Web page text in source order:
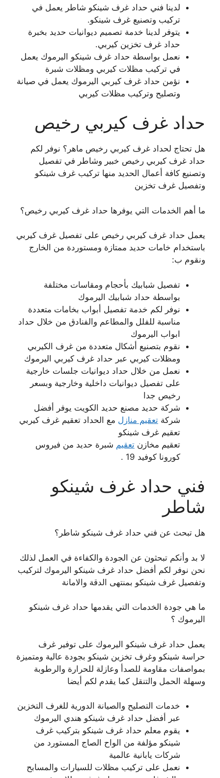
لدينا فني حداد غرف شينكو شاطر يعمل في
تركيب وتصنيع غرف شينكو.
يتوفر لدينا خدمة تصميم ديوانيات حديد بخبرة
حداد غرف تخزين كيربي.
نعمل بواسطة حداد غرف شينكو اليرموك يعمل
في تركيب مظلات كيربي ومظلات شبرة
نؤمن حداد غرف كيربي اليرموك يعمل في صيانة
وتصليح وتركيب مظلات كيربي
حداد غرف كيربي رخيص
هل تحتاج لحداد غرف كيربي رخيص ماهر؟ نوفر لكم
حداد غرف كيربي رخيص خبير وشاطر في تفصيل
وتصنيع كافة أعمال الحديد منها تركيب غرف شينكو
وتفصيل غرف تخزين
ما أهم الخدمات التي يوفرها حداد غرف كيربي رخيص؟
يعمل حداد غرف كيربي رخيص على تفصيل غرف كيربي
باستخدام خامات حديد ممتازة ومستوردة من الخارج
ونقوم ب:
تفصيل شبابيك بأحجام ومقاسات مختلفة
بواسطة حداد شبابيك اليرموك
نوفر لكم خدمة تفصيل أبواب بخامات متعددة
مناسبة للفلل والمطاعم والفنادق من خلال حداد
ابواب اليرموك
نقوم بتصنيع أشكال متعددة من غرف الكيربي
ومظلات كيربي عبر حداد غرف كيربي اليرموك
نعمل من خلال حداد ديوانيات جلسات خارجية
على تفصيل ديوانيات داخلية وخارجية وبسعر
رخيص جدا
شركة حديد مصنع حديد الكويت يوفر أفضل
شركة تعقيم منازل مع الحداد تعقيم غرف كيربي
تعقيم غرف شينكو
تعقيم مخازن تعقيم شبرة حديد من فيروس
كورونا كوفيد 19 .
فني حداد غرف شينكو
شاطر
هل تبحث عن فني حداد غرف شينكو شاطر؟
لا بد وأنكم تبحثون عن الجودة والكفاءة في العمل لذلك
نحن نوفر لكم أفضل حداد غرف شينكو اليرموك لتركيب
وتفصيل غرف شينكو بمنتهى الدقة والامانة
ما هي جودة الخدمات التي يقدمها حداد غرف شينكو
اليرموك ؟
يعمل حداد غرف شينكو اليرموك على توفير غرف
حراسة شينكو وغرف تخزين شينكو بجودة عالية ومتميزة
بمواصفات مقاومة للصدأ وعازلة للحرارة والرطوبة
وسهلة الحمل والتنقل كما يقدم لكم أيضا
خدمات التصليح والصيانة الدورية للغرف التخزين
عبر أفضل حداد غرف شينكو هندي اليرموك
يقوم معلم حداد غرف شينكو بتركيب غرف
شينكو مؤلفة من الواح الصاج المستورد من
شركات يابانية عالمية
نعمل على تركيب مظلات للسيارات والمسابح